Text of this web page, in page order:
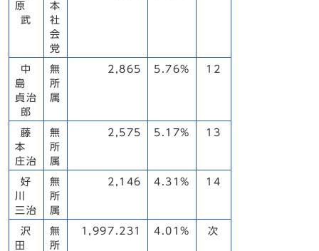
原
武
本
社
会
党
中
島
貞治
郎
無
所
属
2,865 5.76% 12
藤
本
庄治
無
所
属
2,575 5.17% 13
好
川
三治
無
所
属
2,146 4.31% 14
沢
田
無
所
1,997.231 4.01% 次